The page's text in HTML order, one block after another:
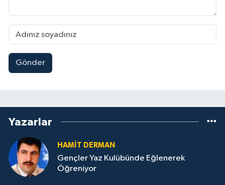
Gönder
Yazarlar
HAMİT DERMAN
Gençler Yaz Kulübünde Eğlenerek
Öğreniyor